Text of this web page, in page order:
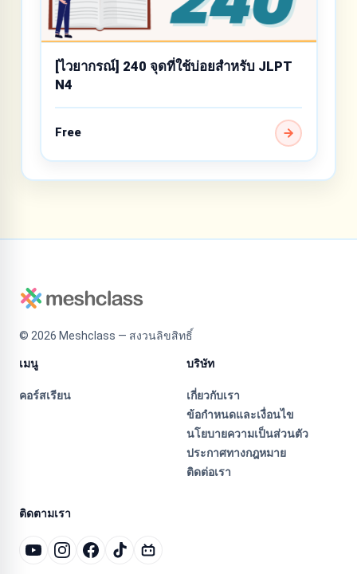
[ไวยากรณ์] 240 จุดที่ใช้บ่อยสำหรับ JLPT
N4
Free
© 2026 Meshclass — สงวนลิขสิทธิ์
เมนู
คอร์สเรียน
บริษัท
เกี่ยวกับเรา
ข้อกำหนดและเงื่อนไข
นโยบายความเป็นส่วนตัว
ประกาศทางกฎหมาย
ติดต่อเรา
ติดตามเรา